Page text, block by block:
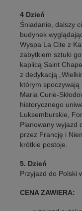
4 Dzień
Śniadanie, dalszy
budynek
Wyspa La Cite z
zabytkiem sztuki
kaplicą Saint
z dedykacją
którym spoczywają
Maria Curie-
historycznego
Luksemburskie,
Planowany wyjazd
przez Francję i
krótkie postoje.
5. Dzień
Przyjazd do Polski
CENA ZAWIERA: